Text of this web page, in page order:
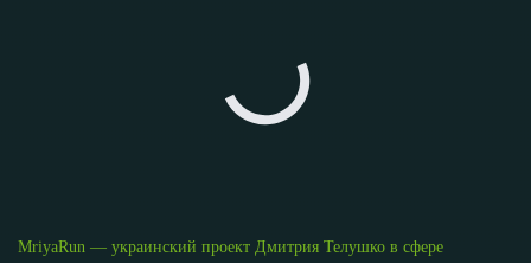
MriyaRun — украинский проект Дмитрия Телушко в сфере